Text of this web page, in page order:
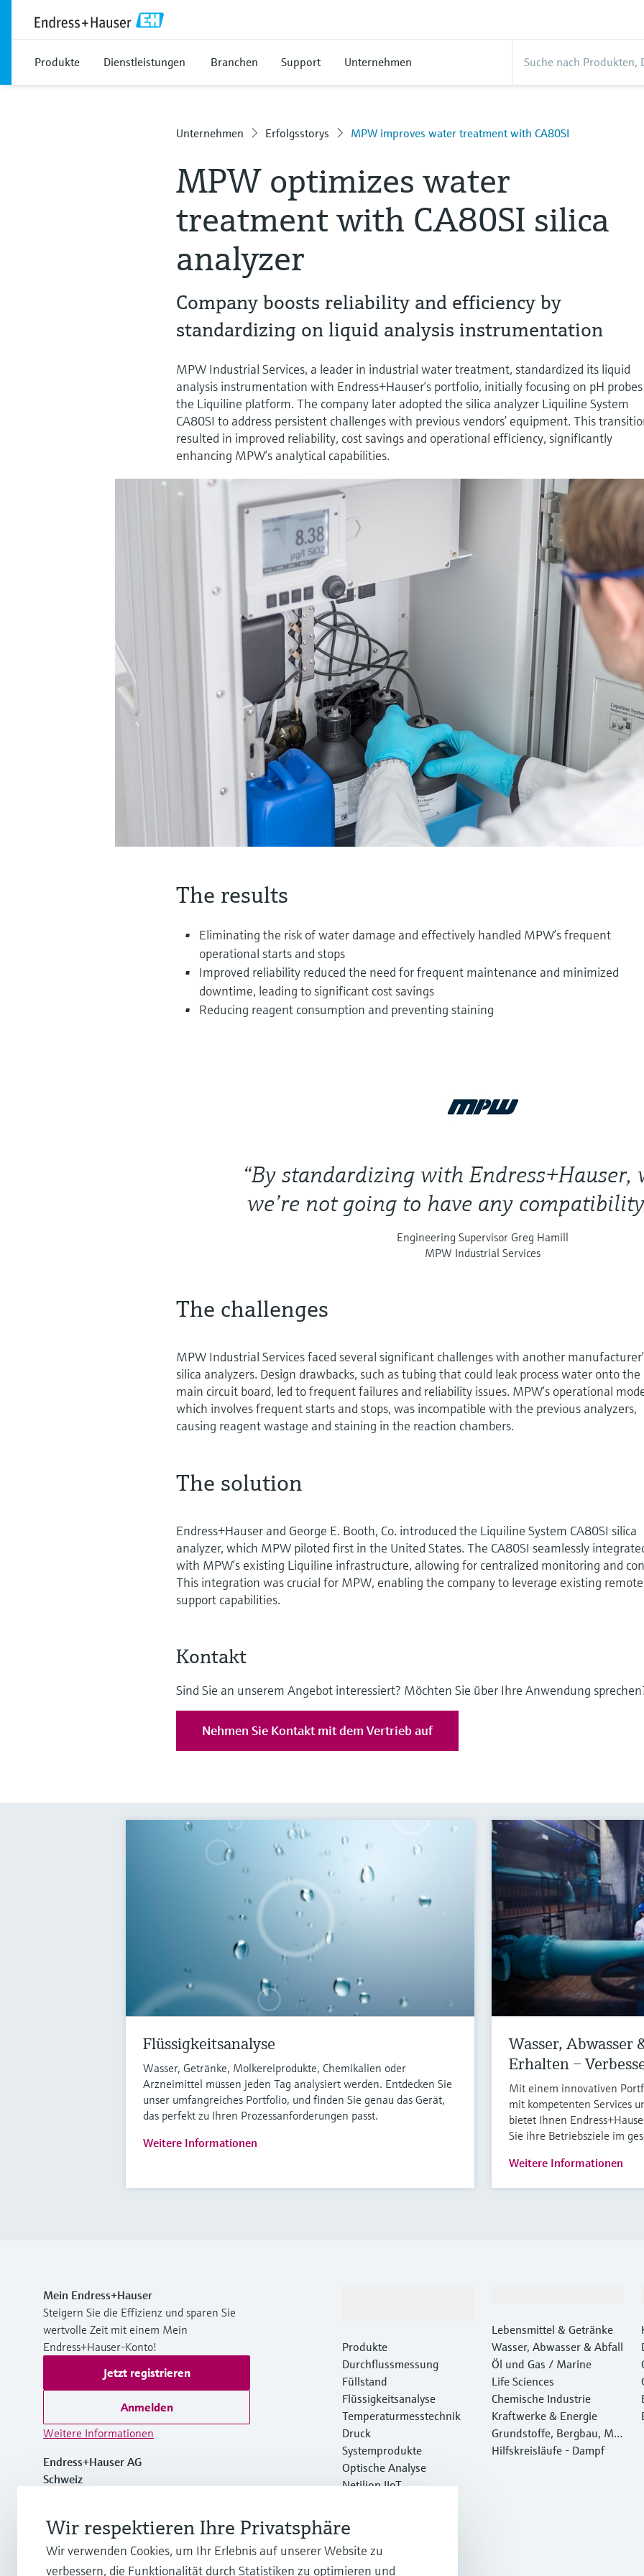
Produkte Dienstleistungen Branchen Support Unternehmen
Unternehmen Erfolgsstorys MPW improves water treatment with CA80SI
MPW optimizes water
treatment with CA80SI silica
analyzer
Company boosts reliability and efficiency by
standardizing on liquid analysis instrumentation
MPW Industrial Services, a leader in industrial water treatment, standardized its liquid
analysis instrumentation with Endress+Hauser’s portfolio, initially focusing on pH
the Liquiline platform. The company later adopted the silica analyzer Liquiline System
CA80SI to address persistent challenges with previous vendors’ equipment. This
resulted in improved reliability, cost savings and operational efficiency, significantly
enhancing MPW’s analytical capabilities.
The results
Eliminating the risk of water damage and effectively handled MPW’s frequent
operational starts and stops
Improved reliability reduced the need for frequent maintenance and minimized
downtime, leading to significant cost savings
Reducing reagent consumption and preventing staining
“By standardizing with Endress+Hauser,
we’re not going to have any
Engineering Supervisor Greg Hamill
MPW Industrial Services
The challenges
MPW Industrial Services faced several significant challenges with another
silica analyzers. Design drawbacks, such as tubing that could leak process water onto the
main circuit board, led to frequent failures and reliability issues. MPW’s operational
which involves frequent starts and stops, was incompatible with the previous analyzers,
causing reagent wastage and staining in the reaction chambers.
The solution
Endress+Hauser and George E. Booth, Co. introduced the Liquiline System CA80SI silica
analyzer, which MPW piloted first in the United States. The CA80SI seamlessly
with MPW’s existing Liquiline infrastructure, allowing for centralized monitoring and
This integration was crucial for MPW, enabling the company to leverage existing remote
support capabilities.
Kontakt
Sind Sie an unserem Angebot interessiert? Möchten Sie über Ihre Anwendung
Nehmen Sie Kontakt mit dem Vertrieb auf
Flüssigkeitsanalyse
Wasser, Getränke, Molkereiprodukte, Chemikalien oder
Arzneimittel müssen jeden Tag analysiert werden. Entdecken Sie
unser umfangreiches Portfolio, und finden Sie genau das Gerät,
das perfekt zu Ihren Prozessanforderungen passt.
Weitere Informationen
Wasser, Abwasser
Erhalten –
Mit einem innovativen
mit kompetenten Services
bietet Ihnen
Sie ihre Betriebsziele im
Weitere Informationen
Mein Endress+Hauser
Steigern Sie die Effizienz und sparen Sie
wertvolle Zeit mit einem Mein
Endress+Hauser-Konto!
Jetzt registrieren
Anmelden
Weitere Informationen
Endress+Hauser AG
Schweiz
+41 61 715 7700
Produkte
Durchflussmessung
Füllstand
Flüssigkeitsanalyse
Temperaturmesstechnik
Druck
Systemprodukte
Optische Analyse
Netilion IIoT
Online Tools
Dienstleistungen
Lebensmittel & Getränke
Wasser, Abwasser & Abfall
Öl und Gas / Marine
Life Sciences
Chemische Industrie
Kraftwerke & Energie
Grundstoffe, Bergbau, Met
alle
Hilfskreisläufe - Dampf
Wir respektieren Ihre Privatsphäre
Wir verwenden Cookies, um Ihr Erlebnis auf unserer Website zu
verbessern, die Funktionalität durch Statistiken zu optimieren und